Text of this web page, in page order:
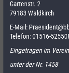
Gartenstr. 2
79183 Waldkirch
E-Mail:
Telefon:01516-
Eingetragen im
unter der Nr. 1458